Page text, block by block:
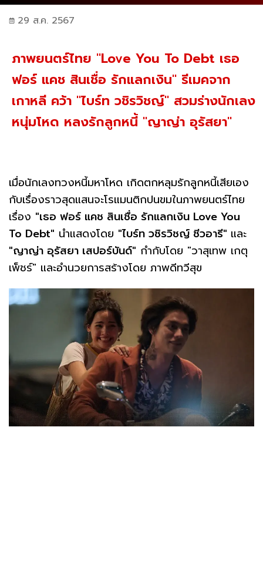
29 ส.ค. 2567
ภาพยนตร์ไทย "Love You To Debt เธอ
ฟอร์ แคช สินเชื่อ รักแลกเงิน" รีเมคจาก
เกาหลี คว้า "ไบร์ท วชิรวิชญ์" สวมร่างนักเลง
หนุ่มโหด หลงรักลูกหนี้ "ญาญ่า อุรัสยา"
เมื่อนักเลงทวงหนี้มหาโหด เกิดตกหลุมรักลูกหนี้เสียเอง
กับเรื่องราวสุดแสนจะโรแมนติกปนขมในภาพยนตร์ไทย
เรื่อง "เธอ ฟอร์ แคช สินเชื่อ รักแลกเงิน Love You
To Debt" นำแสดงโดย "ไบร์ท วชิรวิชญ์ ชีวอารี" และ
"ญาญ่า อุรัสยา เสปอร์บันด์" กำกับโดย "วาสุเทพ เกตุ
เพ็ชร์" และอำนวยการสร้างโดย ภาพดีทวีสุข